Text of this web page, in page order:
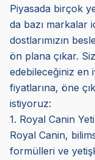
Piyasada birçok
da bazı markalar
dostlarımızın
ön plana çıkar.
edebileceğiniz en
fiyatlarına, öne
istiyoruz:
1. Royal Canin
Royal Canin,
formülleri ve